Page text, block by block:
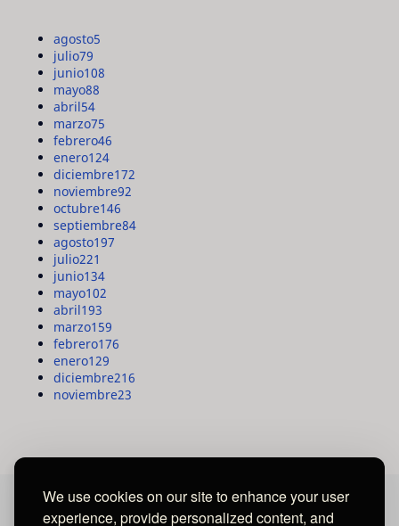
We use cookies on our site to enhance your user
experience, provide personalized content, and
agosto5
julio79
junio108
mayo88
abril54
marzo75
febrero46
enero124
diciembre172
noviembre92
octubre146
septiembre84
agosto197
julio221
junio134
mayo102
abril193
marzo159
febrero176
enero129
diciembre216
noviembre23